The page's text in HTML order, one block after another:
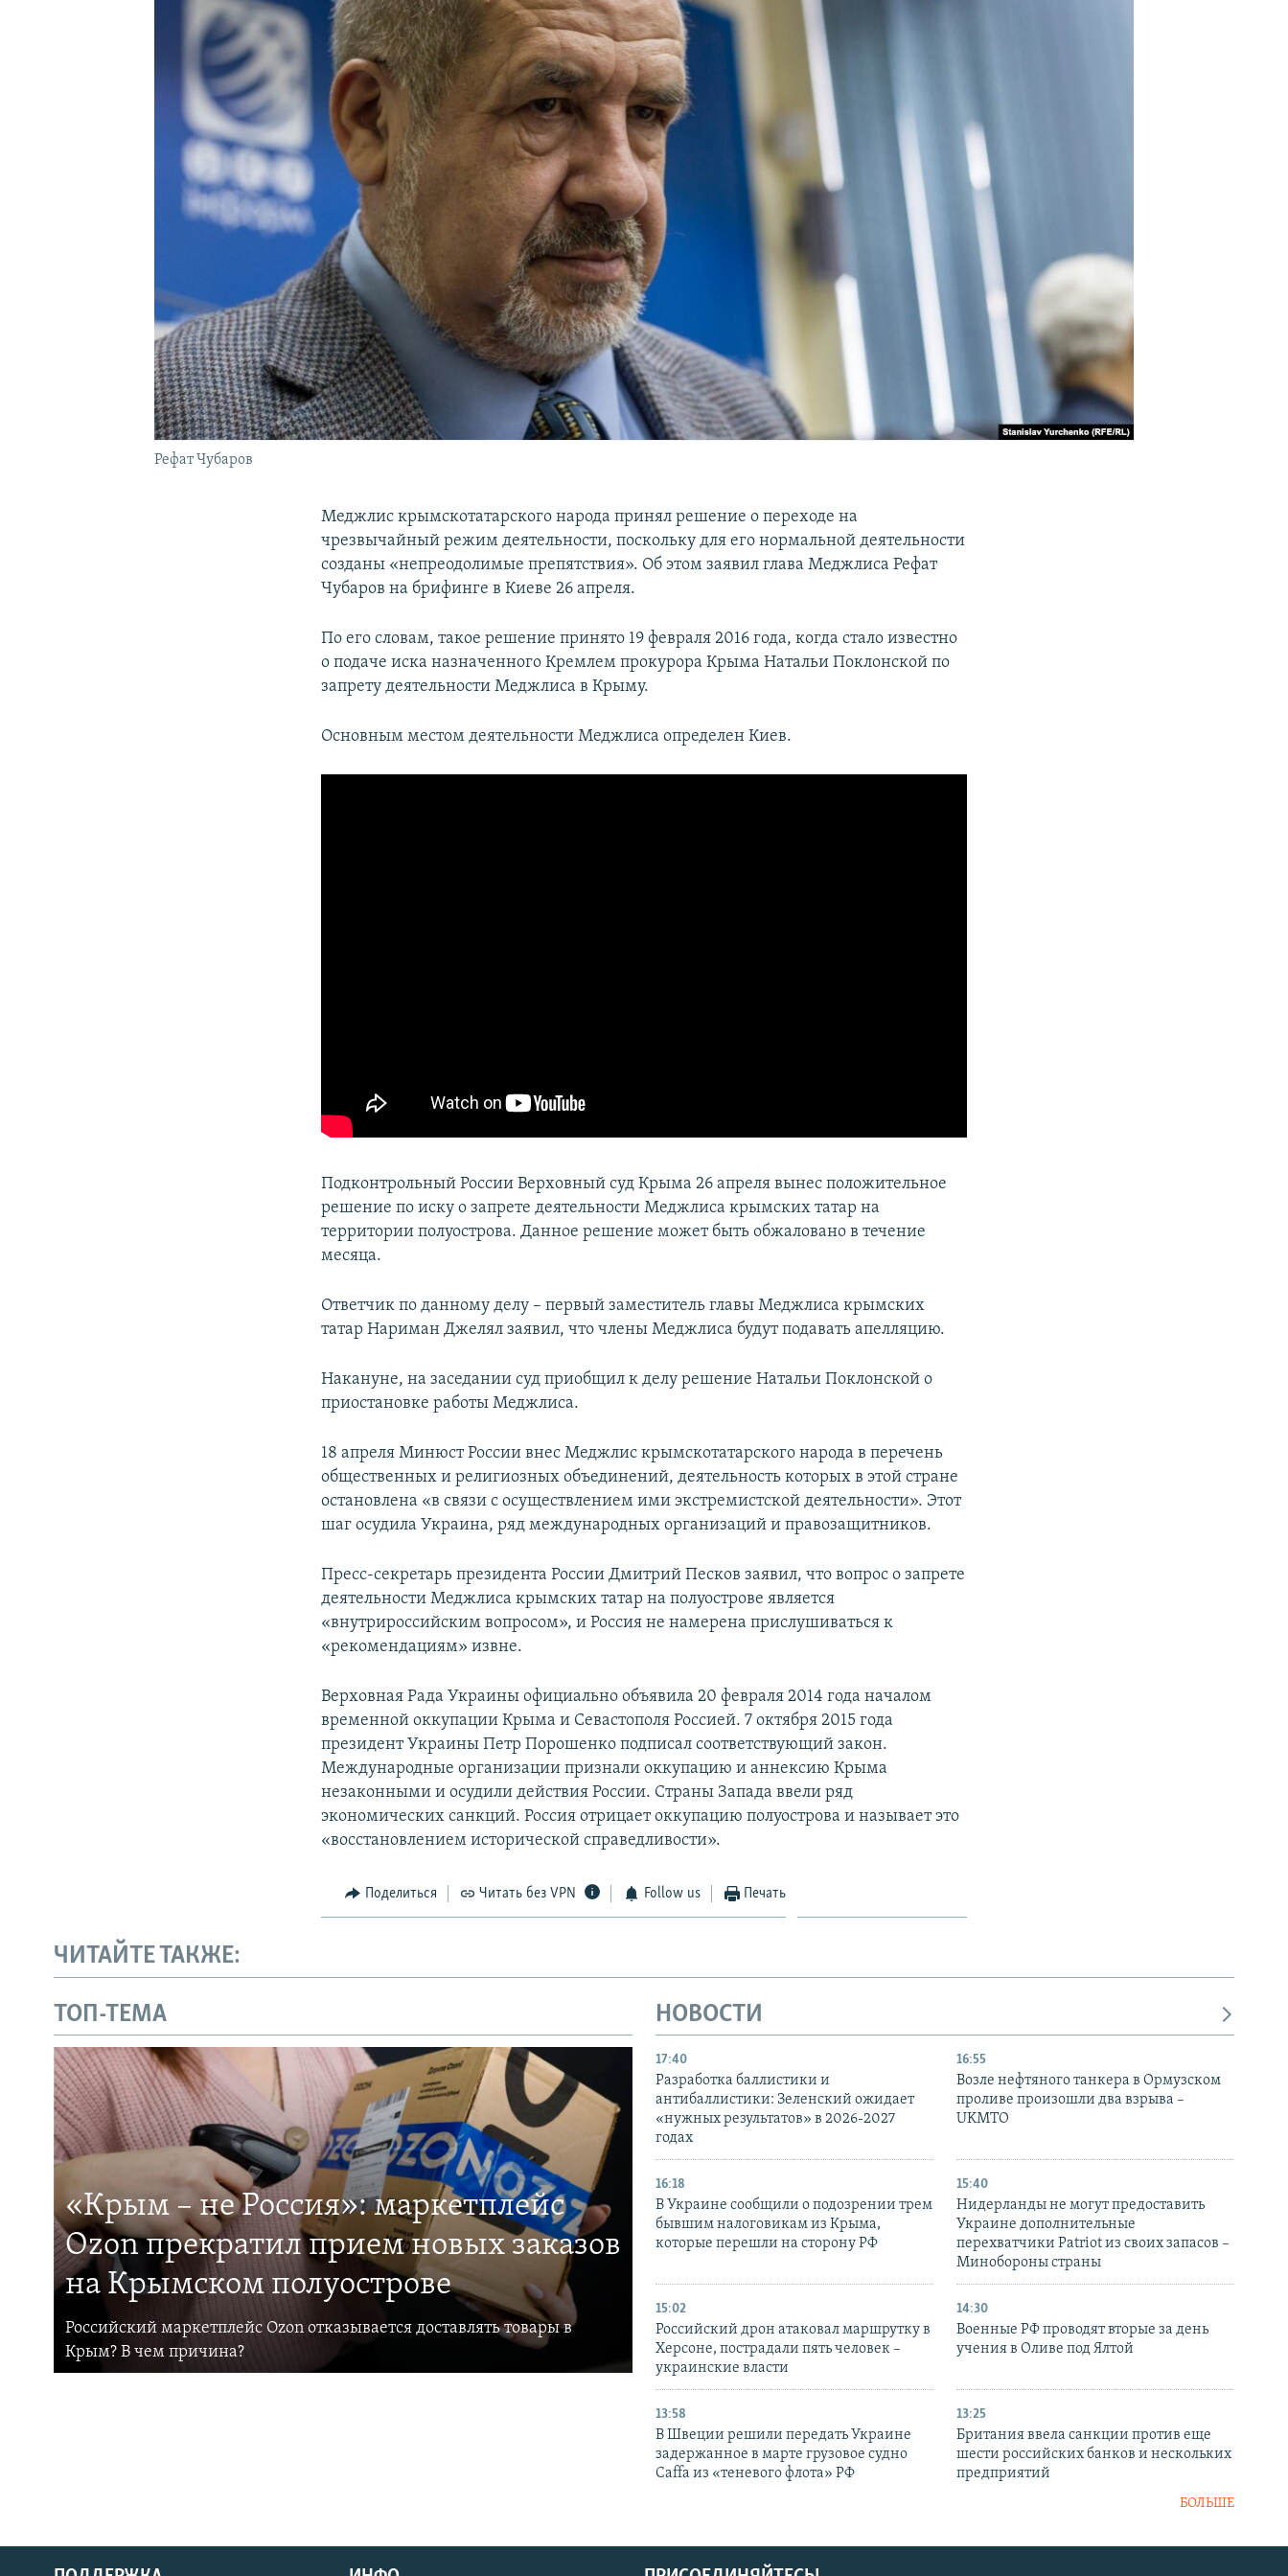
УКРАИНСКАЯ ПРОБЛЕМА КРЫМА
Рефат Чубаров
Меджлис крымскотатарского народа принял решение о переходе на
чрезвычайный режим деятельности, поскольку для его нормальной деятельности
созданы «непреодолимые препятствия». Об этом заявил глава Меджлиса Рефат
Чубаров на брифинге в Киеве 26 апреля.
По его словам, такое решение принято 19 февраля 2016 года, когда стало известно
о подаче иска назначенного Кремлем прокурора Крыма Натальи Поклонской по
запрету деятельности Меджлиса в Крыму.
Основным местом деятельности Меджлиса определен Киев.
Подконтрольный России Верховный суд Крыма 26 апреля вынес положительное
решение по иску о запрете деятельности Меджлиса крымских татар на
территории полуострова. Данное решение может быть обжаловано в течение
месяца.
Ответчик по данному делу – первый заместитель главы Меджлиса крымских
татар Нариман Джелял заявил, что члены Меджлиса будут подавать апелляцию.
Накануне, на заседании суд приобщил к делу решение Натальи Поклонской о
приостановке работы Меджлиса.
18 апреля Минюст России внес Меджлис крымскотатарского народа в перечень
общественных и религиозных объединений, деятельность которых в этой стране
остановлена «в связи с осуществлением ими экстремистской деятельности». Этот
шаг осудила Украина, ряд международных организаций и правозащитников.
Пресс-секретарь президента России Дмитрий Песков заявил, что вопрос о запрете
деятельности Меджлиса крымских татар на полуострове является
«внутрироссийским вопросом», и Россия не намерена прислушиваться к
«рекомендациям» извне.
Верховная Рада Украины официально объявила 20 февраля 2014 года началом
временной оккупации Крыма и Севастополя Россией. 7 октября 2015 года
президент Украины Петр Порошенко подписал соответствующий закон.
Международные организации признали оккупацию и аннексию Крыма
незаконными и осудили действия России. Страны Запада ввели ряд
экономических санкций. Россия отрицает оккупацию полуострова и называет это
«восстановлением исторической справедливости».
Поделиться Читать без VPN Follow us Печать
ЧИТАЙТЕ ТАКЖЕ:
ТОП-ТЕМА
«Крым – не Россия»: маркетплейс
Ozon прекратил прием новых заказов
на Крымском полуострове
Российский маркетплейс Ozon отказывается доставлять товары в
Крым? В чем причина?
НОВОСТИ
17:40
Разработка баллистики и
антибаллистики: Зеленский ожидает
«нужных результатов» в 2026-2027
годах
16:55
Возле нефтяного танкера в Ормузском
проливе произошли два взрыва –
UKMTO
16:18
В Украине сообщили о подозрении трем
бывшим налоговикам из Крыма,
которые перешли на сторону РФ
15:40
Нидерланды не могут предоставить
Украине дополнительные
перехватчики Patriot из своих запасов –
Минобороны страны
15:02
Российский дрон атаковал маршрутку в
Херсоне, пострадали пять человек –
украинские власти
14:30
Военные РФ проводят вторые за день
учения в Оливе под Ялтой
13:58
В Швеции решили передать Украине
задержанное в марте грузовое судно
Caffa из «теневого флота» РФ
13:25
Британия ввела санкции против еще
шести российских банков и нескольких
предприятий
БОЛЬШЕ